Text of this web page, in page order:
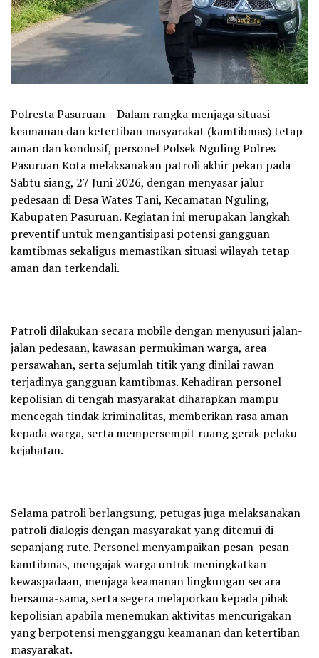
Polresta Pasuruan – Dalam rangka menjaga situasi
keamanan dan ketertiban masyarakat (kamtibmas) tetap
aman dan kondusif, personel Polsek Nguling Polres
Pasuruan Kota melaksanakan patroli akhir pekan pada
Sabtu siang, 27 Juni 2026, dengan menyasar jalur
pedesaan di Desa Wates Tani, Kecamatan Nguling,
Kabupaten Pasuruan. Kegiatan ini merupakan langkah
preventif untuk mengantisipasi potensi gangguan
kamtibmas sekaligus memastikan situasi wilayah tetap
aman dan terkendali.
Patroli dilakukan secara mobile dengan menyusuri jalan-
jalan pedesaan, kawasan permukiman warga, area
persawahan, serta sejumlah titik yang dinilai rawan
terjadinya gangguan kamtibmas. Kehadiran personel
kepolisian di tengah masyarakat diharapkan mampu
mencegah tindak kriminalitas, memberikan rasa aman
kepada warga, serta mempersempit ruang gerak pelaku
kejahatan.
Selama patroli berlangsung, petugas juga melaksanakan
patroli dialogis dengan masyarakat yang ditemui di
sepanjang rute. Personel menyampaikan pesan-pesan
kamtibmas, mengajak warga untuk meningkatkan
kewaspadaan, menjaga keamanan lingkungan secara
bersama-sama, serta segera melaporkan kepada pihak
kepolisian apabila menemukan aktivitas mencurigakan
yang berpotensi mengganggu keamanan dan ketertiban
masyarakat.